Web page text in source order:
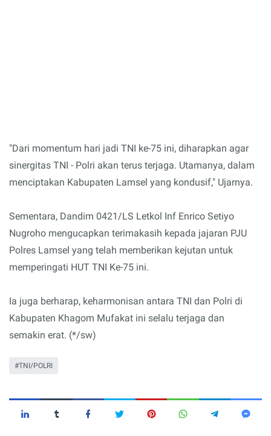
"Dari momentum hari jadi TNI ke-75 ini, diharapkan agar
sinergitas TNI - Polri akan terus terjaga. Utamanya, dalam
menciptakan Kabupaten Lamsel yang kondusif," Ujarnya.
Sementara, Dandim 0421/LS Letkol Inf Enrico Setiyo
Nugroho mengucapkan terimakasih kepada jajaran PJU
Polres Lamsel yang telah memberikan kejutan untuk
memperingati HUT TNI Ke-75 ini.
Ia juga berharap, keharmonisan antara TNI dan Polri di
Kabupaten Khagom Mufakat ini selalu terjaga dan
semakin erat. (*/sw)
TNI/POLRI